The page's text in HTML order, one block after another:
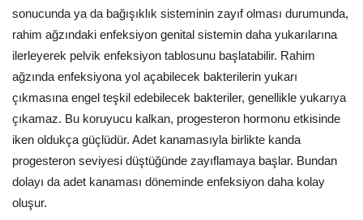
sonucunda ya da bağışıklık sisteminin zayıf olması durumunda,
rahim ağzındaki enfeksiyon genital sistemin daha yukarılarına
ilerleyerek pelvik enfeksiyon tablosunu başlatabilir. Rahim
ağzında enfeksiyona yol açabilecek bakterilerin yukarı
çıkmasına engel teşkil edebilecek bakteriler, genellikle yukarıya
çıkamaz. Bu koruyucu kalkan, progesteron hormonu etkisinde
iken oldukça güçlüdür. Adet kanamasıyla birlikte kanda
progesteron seviyesi düştüğünde zayıflamaya başlar. Bundan
dolayı da adet kanaması döneminde enfeksiyon daha kolay
oluşur.